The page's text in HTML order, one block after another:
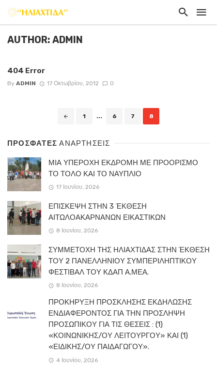
AUTHOR: ADMIN
404 Error
By ADMIN 17 Οκτωβρίου, 2012 0
1 ... 6 7 8
ΠΡΟΣΦΑΤΕΣΑΝΑΡΤΗΣΕΙΣ
ΜΙΑ ΥΠΕΡΟΧΗ ΕΚΔΡΟΜΗ ΜΕ ΠΡΟΟΡΙΣΜΟ
ΤΟ ΤΟΛΟ ΚΑΙ ΤΟ ΝΑΥΠΛΙΟ
17 Ιουνίου, 2026
ΕΠΙΣΚΕΨΗ ΣΤΗΝ 3 ΈΚΘΕΣΗ
ΑΙΤΩΛΟΑΚΑΡΝΑΝΩΝ ΕΙΚΑΣΤΙΚΩΝ
8 Ιουνίου, 2026
ΣΥΜΜΕΤΟΧΗ ΤΗΣ ΗΛΙΑΧΤΙΔΑΣ ΣΤΗΝ ΈΚΘΕΣΗ
ΤΟΥ 2 ΠΑΝΕΛΛΗΝΙΟΥ ΣΥΜΠΕΡΙΛΗΠΤΙΚΟΥ
ΦΕΣΤΙΒΑΛ ΤΟΥ ΚΔΑΠ Α.ΜΕΑ.
8 Ιουνίου, 2026
ΠΡΟΚΗΡΥΞΗ ΠΡΟΣΚΛΗΣΗΣ ΕΚΔΗΛΩΣΗΣ
ΕΝΔΙΑΦΕΡΟΝΤΟΣ ΓΙΑ ΤΗΝ ΠΡΟΣΛΗΨΗ
ΠΡΟΣΩΠΙΚΟΥ ΓΙΑ ΤΙΣ ΘΕΣΕΙΣ : (1)
«ΚΟΙΝΩΝΙΚΗΣ/ΟΥ ΛΕΙΤΟΥΡΓΟΥ» ΚΑΙ (1)
«ΕΙΔΙΚΗΣ/ΟΥ ΠΑΙΔΑΓΩΓΟΥ».
4 Ιουνίου, 2026